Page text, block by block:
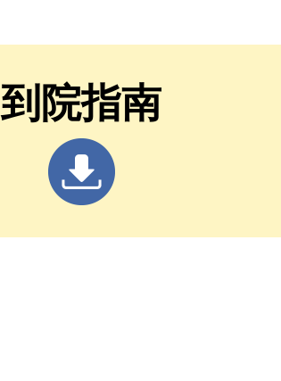
到院指南